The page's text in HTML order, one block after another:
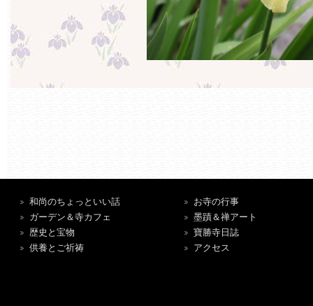
和尚のちょっといい話
ガーデン＆寺カフェ
歴史と宝物
供養とご祈祷
お寺の行事
墨蹟＆禅アート
寶勝寺日誌
アクセス